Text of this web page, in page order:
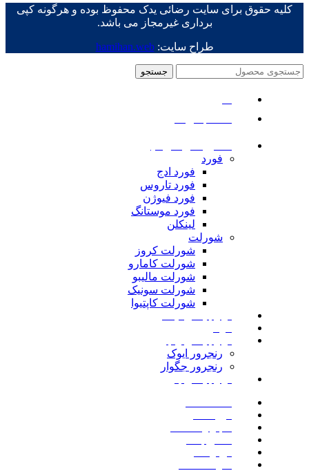
کلیه حقوق برای سایت رضائی یدک محفوظ بوده و هرگونه کپی
برداری غیرمجاز می باشد.
طراح سایت:hamihan.web
جستجو
فورد
فورد ادج
فورد تاروس
فورد فیوژن
فورد موستانگ
لینکلن
شورلت
شورلت کروز
شورلت کامارو
شورلت مالیبو
شورلت سونیک
شورلت کاپتیوا
رنجرور ایوک
رنجرور جگوار